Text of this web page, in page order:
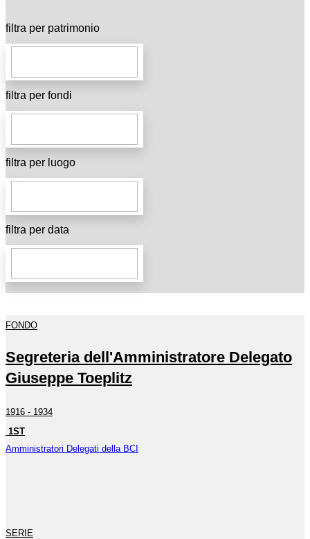
filtra per patrimonio
filtra per fondi
filtra per luogo
filtra per data
FONDO
Segreteria dell'Amministratore Delegato
Giuseppe Toeplitz
1916 - 1934
1ST
Amministratori Delegati della BCI
SERIE